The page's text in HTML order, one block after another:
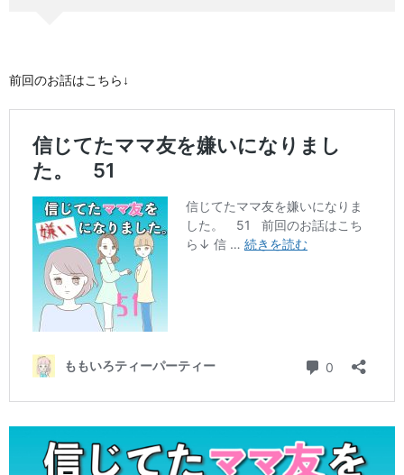
前回のお話はこちら↓